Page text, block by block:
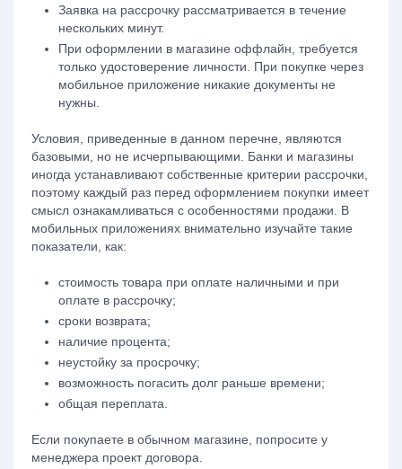
Заявка на рассрочку рассматривается в течение
нескольких минут.
При оформлении в магазине оффлайн, требуется
только удостоверение личности . При покупке через
мобильное приложение никакие документы не
нужны.
Условия, приведенные в данном перечне, являются
базовыми, но не исчерпывающими. Банки и магазины
иногда устанавливают собственные критерии рассрочки,
поэтому каждый раз перед оформлением покупки имеет
смысл ознакамливаться с особенностями продажи. В
мобильных приложениях внимательно изучайте такие
показатели, как:
стоимость товара при оплате наличными и при
оплате в рассрочку;
сроки возврата;
наличие процента;
неустойку за просрочку;
возможность погасить долг раньше времени;
общая переплата.
Если покупаете в обычном магазине, попросите у
менеджера проект договора.